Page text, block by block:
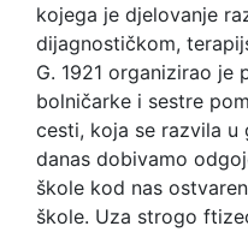
kojega je djelovanje
dijagnostičkom,
G. 1921 organizirao je
bolničarke i sestre
cesti, koja se razvila u
danas dobivamo
škole kod nas
škole. Uza strogo